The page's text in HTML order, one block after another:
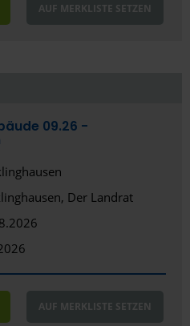
AUF MERKLISTE SETZEN
09.26 -
Der Landrat
AUF MERKLISTE SETZEN